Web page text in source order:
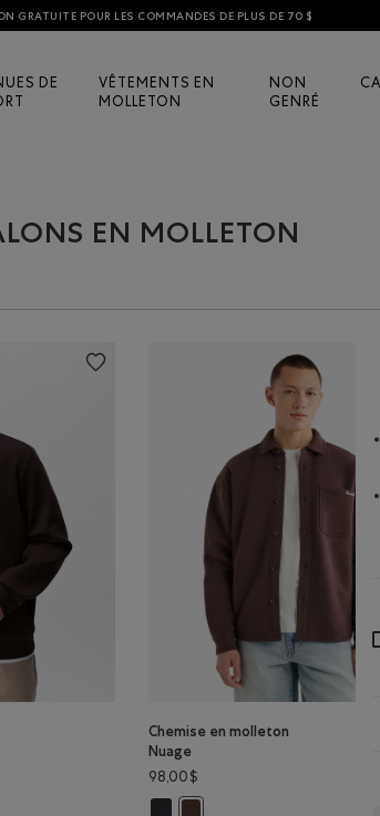
GRATUITE POUR LES COMMANDES DE PLUS DE 70 $
DE
VÊTEMENTS EN
MOLLETON
NON
GENRÉ
EN MOLLETON
GRIS CHINÉ FONCÉ Couleur
Chemise en molleton
Nuage
98,00$
Chemise en molleton Nuage:
Chemise en molleton Nuage: